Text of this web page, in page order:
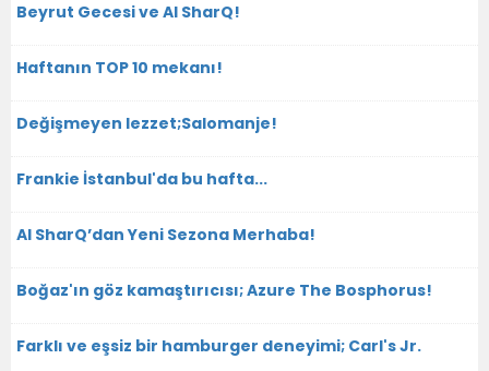
Beyrut Gecesi ve Al SharQ!
Haftanın TOP 10 mekanı!
Değişmeyen lezzet;Salomanje!
Frankie İstanbul'da bu hafta...
Al SharQ’dan Yeni Sezona Merhaba!
Boğaz'ın göz kamaştırıcısı; Azure The Bosphorus!
Farklı ve eşsiz bir hamburger deneyimi; Carl's Jr.